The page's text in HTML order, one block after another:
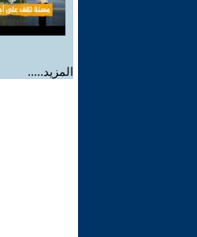
المزيد.....